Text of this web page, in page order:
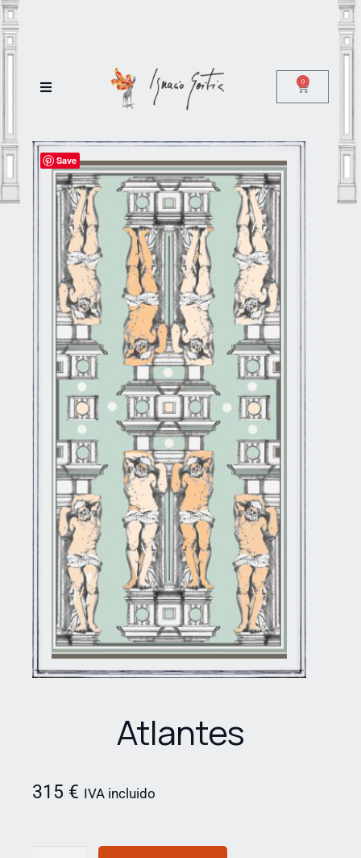
0
Save
Atlantes
315 € IVA incluido